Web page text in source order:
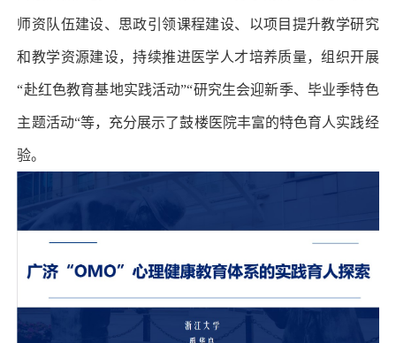
师资队伍建设、思政引领课程建设、以项目提升教学研究
和教学资源建设，持续推进医学人才培养质量，组织开展
“赴红色教育基地实践活动”“研究生会迎新季、毕业季特色
主题活动“等，充分展示了鼓楼医院丰富的特色育人实践经
验。